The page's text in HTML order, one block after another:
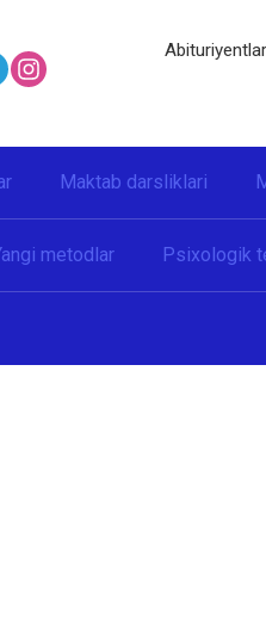
Maktab darsliklari
metodlar Psixologik